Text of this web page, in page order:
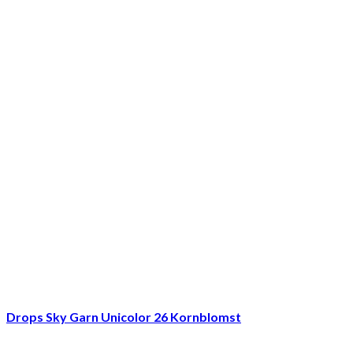
Drops Sky Garn Unicolor 26 Kornblomst